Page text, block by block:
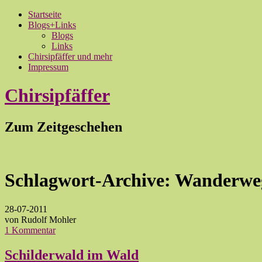
Startseite
Blogs+Links
Blogs
Links
Chirsipfäffer und mehr
Impressum
Chirsipfäffer
Zum Zeitgeschehen
Schlagwort-Archive:
28-07-2011
von Rudolf Mohler
1 Kommentar
Schilderwald im Wald